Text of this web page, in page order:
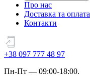
Про нас
Доставка та оплата
Контакти
+38 097 777 48 97
Пн-Пт — 09:00-18:00.